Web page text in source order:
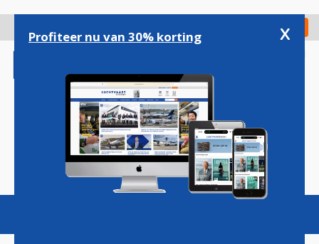
gaan
Check in
Magazine Podcasts Vacatures
Profiteer nu van 30% korting x